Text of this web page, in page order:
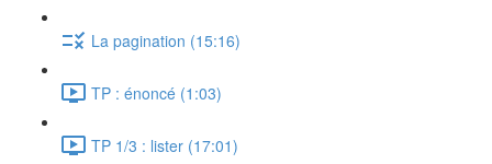
La pagination (15:16)
TP : énoncé (1:03)
TP 1/3 : lister (17:01)